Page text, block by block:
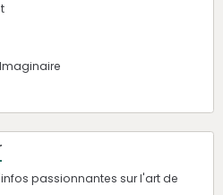
passionnantes sur l'art de